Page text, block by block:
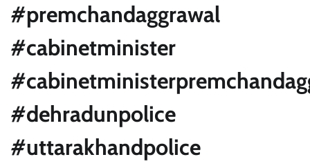
#premchandaggrawal
#cabinetminister
#dehradunpolice
#uttarakhandpolice